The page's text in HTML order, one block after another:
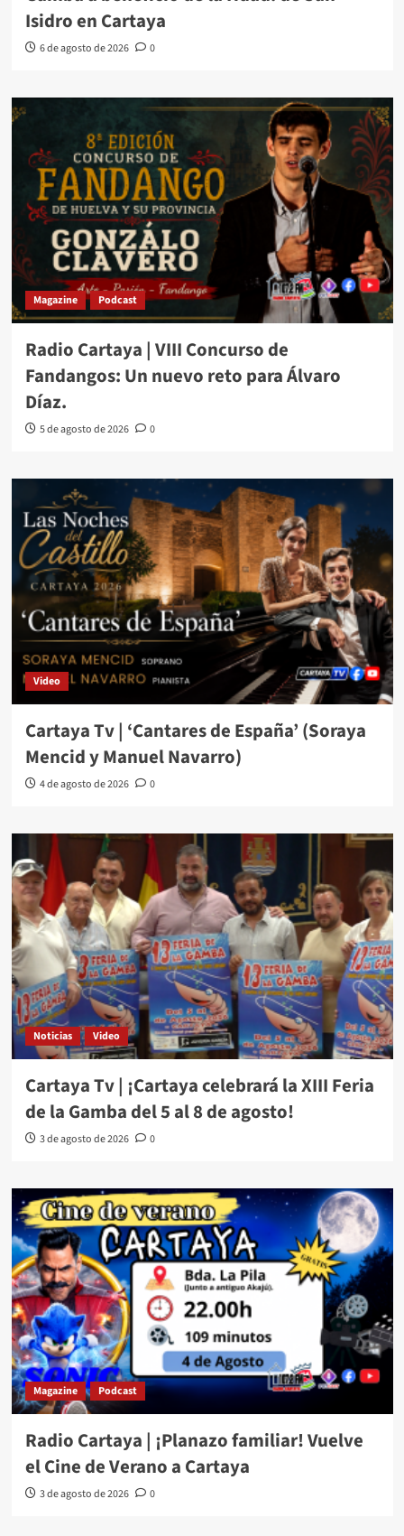
Isidro en Cartaya
6 de agosto de 2026 0
Magazine Podcast
Radio Cartaya | VIII Concurso de
Fandangos: Un nuevo reto para Álvaro
Díaz.
5 de agosto de 2026 0
Video
Cartaya Tv | ‘Cantares de España’ (Soraya
Mencid y Manuel Navarro)
4 de agosto de 2026 0
Noticias Video
Cartaya Tv | ¡Cartaya celebrará la XIII Feria
de la Gamba del 5 al 8 de agosto!
3 de agosto de 2026 0
Magazine Podcast
Radio Cartaya | ¡Planazo familiar! Vuelve
el Cine de Verano a Cartaya
3 de agosto de 2026 0